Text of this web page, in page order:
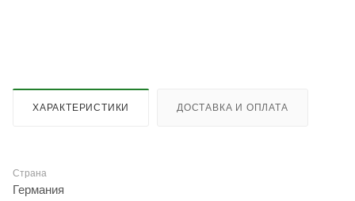
ХАРАКТЕРИСТИКИ ДОСТАВКА И ОПЛАТА
Страна
Германия